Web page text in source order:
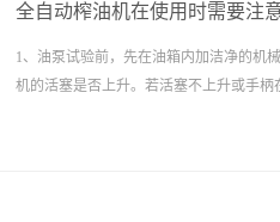
全自动榨油机在使用时需要注意
1、油泵试验前，先在油箱内加洁净的机
机的活塞是否上升。若活塞不上升或手